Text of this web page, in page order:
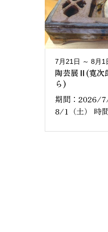
7月21日 ～ 8月1
陶芸展Ⅱ(寛次
ら)
期間：2026/
8/1（土） 時